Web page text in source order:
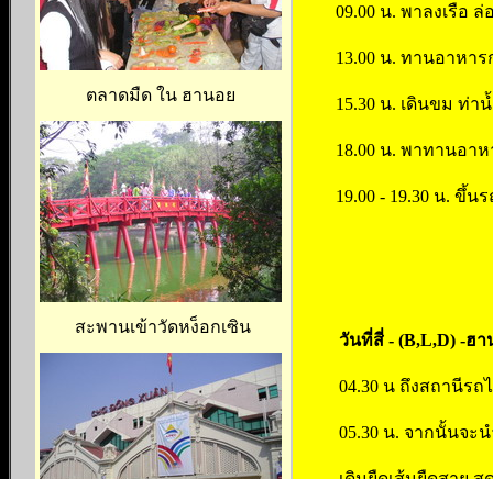
ตลาดมืด ใน ฮานอย
สะพานเข้าวัดหง็อกเซิน
09.00 น. พาลงเรือ
13.00 น. ทานอาหา
15.30 น. เดินขม ท่า
18.00 น. พาทานอาห
19.00 - 19.30 น. ขึ้
วันที่สี่ - (B,L,D) -ฮา
04.30 น ถึงสถานีร
05.30 น. จากนั้นจะ